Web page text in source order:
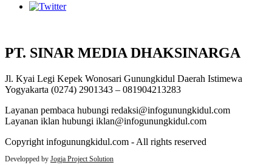
PT. SINAR MEDIA DHAKSINARGA
Jl. Kyai Legi Kepek Wonosari Gunungkidul Daerah Istimewa
Yogyakarta (0274) 2901343 – 081904213283
Layanan pembaca hubungi redaksi@infogunungkidul.com
Layanan iklan hubungi iklan@infogunungkidul.com
Copyright infogunungkidul.com - All rights reserved
Developped by Jogja Project Solution